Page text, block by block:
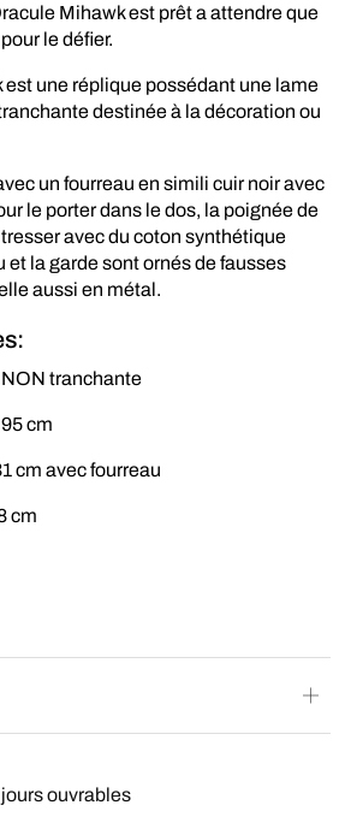
Mihawk est prêt a attendre que
le défier.
une réplique possédant une lame
destinée à la décoration ou
un fourreau en simili cuir noir avec
le porter dans le dos, la poignée de
avec du coton synthétique
et la garde sont ornés de fausses
aussi en métal.
tranchante
cm
cm avec fourreau
cm
ouvrables